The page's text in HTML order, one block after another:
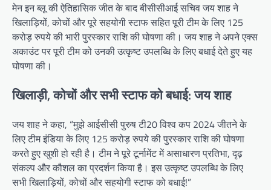
मेन इन ब्लू की ऐतिहासिक जीत के बाद बीसीसीआई सचिव जय शाह ने
खिलाड़ियों, कोचों और पूरे सहयोगी स्टाफ सहित पूरी टीम के लिए 125
करोड़ रुपये की भारी पुरस्कार राशि की घोषणा की। जय शाह ने अपने एक्स
अकाउंट पर पूरी टीम को उनकी उत्कृष्ट उपलब्धि के लिए बधाई देते हुए यह
घोषणा की।
खिलाड़ी, कोचों और सभी स्टाफ को बधाई: जय शाह
जय शाह ने कहा, “मुझे आईसीसी पुरुष टी20 विश्व कप 2024 जीतने के
लिए टीम इंडिया के लिए 125 करोड़ रुपये की पुरस्कार राशि की घोषणा
करते हुए खुशी हो रही है। टीम ने पूरे टूर्नामेंट में असाधारण प्रतिभा, दृढ़
संकल्प और कौशल का प्रदर्शन किया है। इस उत्कृष्ट उपलब्धि के लिए
सभी खिलाड़ियों, कोचों और सहयोगी स्टाफ को बधाई!”